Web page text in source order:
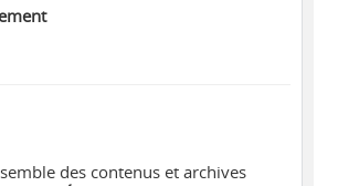
des contenus et archives